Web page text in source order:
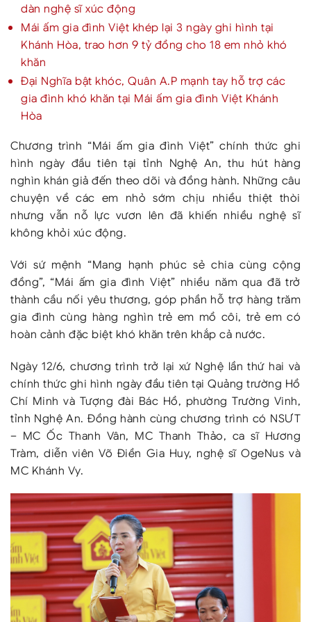
dàn nghệ sĩ xúc động
Mái ấm gia đình Việt khép lại 3 ngày ghi hình tại
Khánh Hòa, trao hơn 9 tỷ đồng cho 18 em nhỏ khó
khăn
Đại Nghĩa bật khóc, Quân A.P mạnh tay hỗ trợ các
gia đình khó khăn tại Mái ấm gia đình Việt Khánh
Hòa
Chương trình “Mái ấm gia đình Việt” chính thức ghi
hình ngày đầu tiên tại tỉnh Nghệ An, thu hút hàng
nghìn khán giả đến theo dõi và đồng hành. Những câu
chuyện về các em nhỏ sớm chịu nhiều thiệt thòi
nhưng vẫn nỗ lực vươn lên đã khiến nhiều nghệ sĩ
không khỏi xúc động.
Với sứ mệnh “Mang hạnh phúc sẻ chia cùng cộng
đồng”, “Mái ấm gia đình Việt” nhiều năm qua đã trở
thành cầu nối yêu thương, góp phần hỗ trợ hàng trăm
gia đình cùng hàng nghìn trẻ em mồ côi, trẻ em có
hoàn cảnh đặc biệt khó khăn trên khắp cả nước.
Ngày 12/6, chương trình trở lại xứ Nghệ lần thứ hai và
chính thức ghi hình ngày đầu tiên tại Quảng trường Hồ
Chí Minh và Tượng đài Bác Hồ, phường Trường Vinh,
tỉnh Nghệ An. Đồng hành cùng chương trình có NSƯT
– MC Ốc Thanh Vân, MC Thanh Thảo, ca sĩ Hương
Tràm, diễn viên Võ Điền Gia Huy, nghệ sĩ OgeNus và
MC Khánh Vy.